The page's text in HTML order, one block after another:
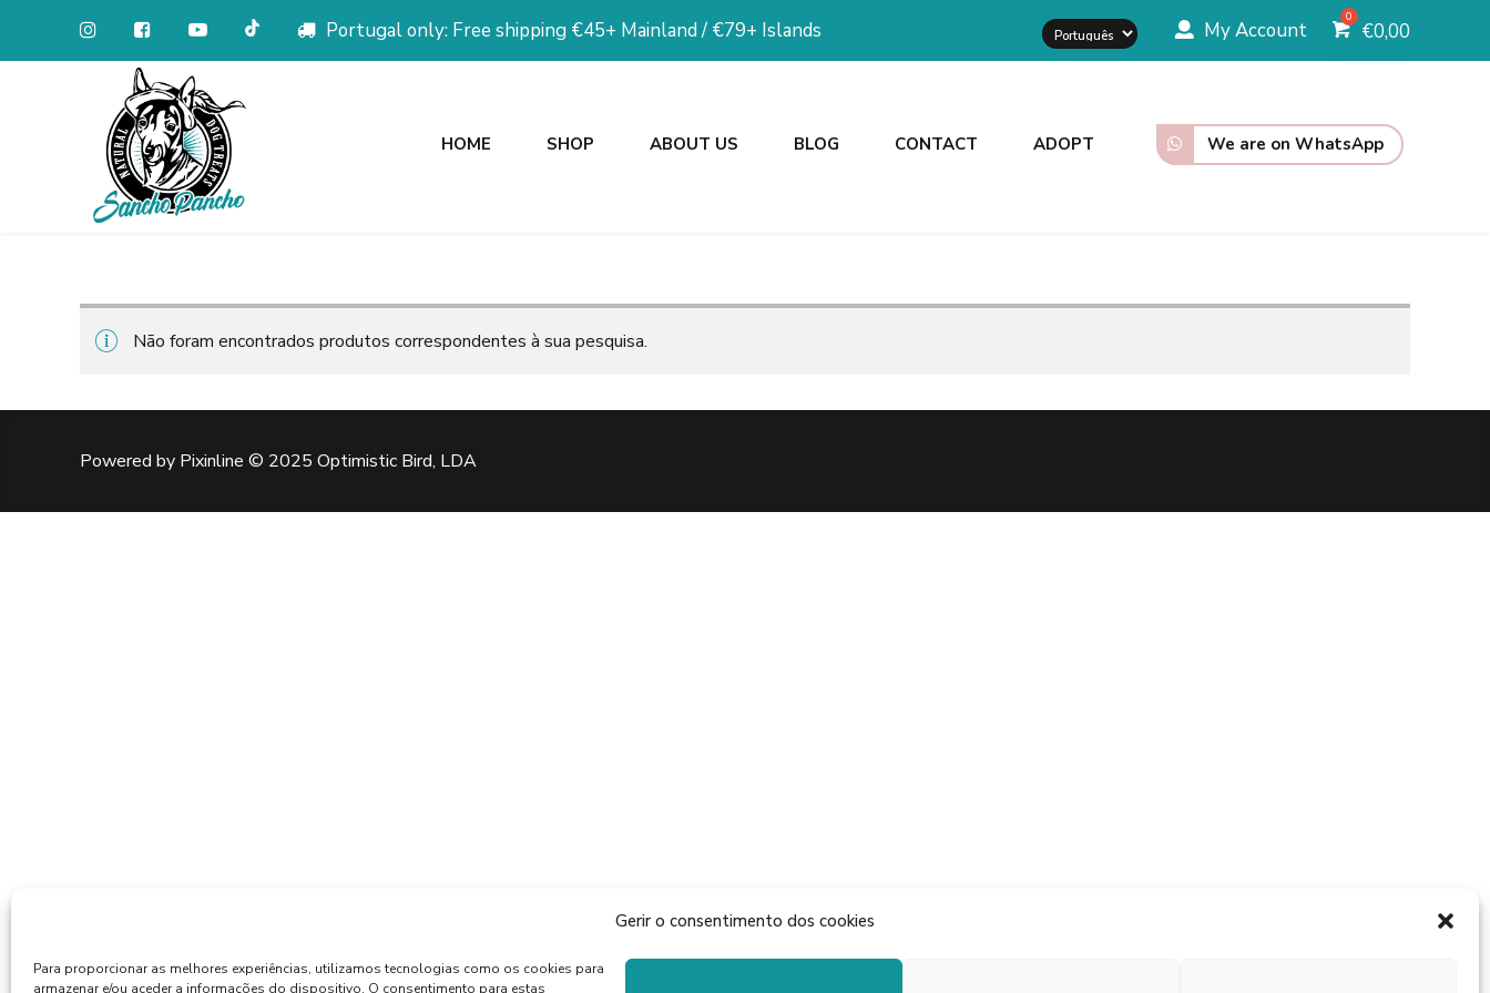
Gerir o consentimento dos cookies
Para proporcionar as melhores experiências, utilizamos tecnologias como os cookies para
armazenar e/ou aceder a informações do dispositivo. O consentimento para estas
Portugal only: Free shipping €45+ Mainland / €79+ Islands My Account €0,00
We are on WhatsApp
HOME SHOP ABOUT US BLOG CONTACT ADOPT
Não foram encontrados produtos correspondentes à sua pesquisa.
Powered by Pixinline © 2025 Optimistic Bird, LDA